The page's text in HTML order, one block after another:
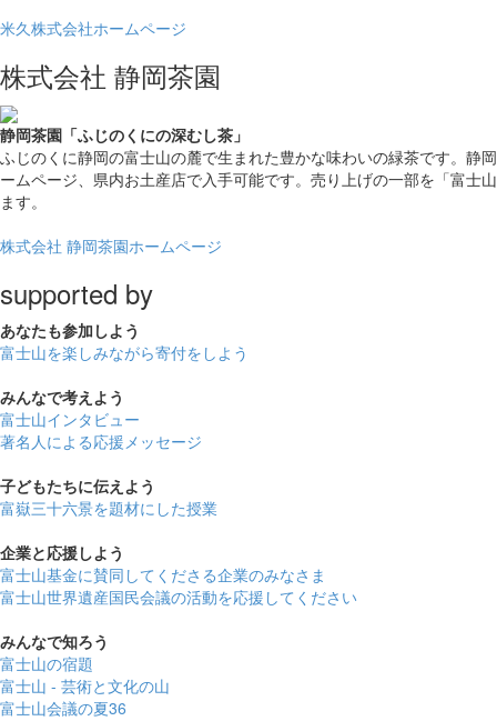
米久株式会社ホームページ
株式会社 静岡茶園
静岡茶園 「ふじのくにの深むし茶」
ふじのくに静岡の富士山の麓で生まれた豊かな味わいの緑茶です。静
ームページ、県内お土産店で入手可能です。売り上げの一部を「富士
ます。
株式会社 静岡茶園ホームページ
supported by
あなたも参加しよう
富士山を楽しみながら寄付をしよう
みんなで考えよう
富士山インタビュー
著名人による応援メッセージ
子どもたちに伝えよう
富嶽三十六景を題材にした授業
企業と応援しよう
富士山基金に賛同してくださる企業のみなさま
富士山世界遺産国民会議の活動を応援してください
みんなで知ろう
富士山の宿題
富士山 - 芸術と文化の山
富士山会議の夏36